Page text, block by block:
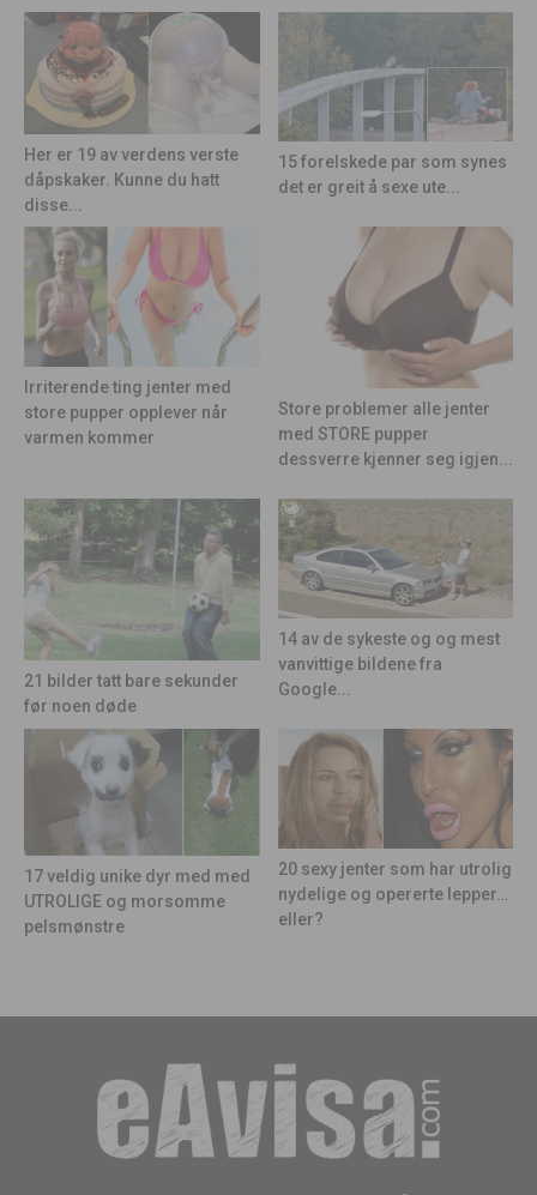
Her er 19 av verdens verste
dåpskaker. Kunne du hatt
disse...
15 forelskede par som synes
det er greit å sexe ute...
Irriterende ting jenter med
store pupper opplever når
varmen kommer
Store problemer alle jenter
med STORE pupper
dessverre kjenner seg igjen...
21 bilder tatt bare sekunder
før noen døde
14 av de sykeste og og mest
vanvittige bildene fra
Google...
17 veldig unike dyr med med
UTROLIGE og morsomme
pelsmønstre
20 sexy jenter som har utrolig
nydelige og opererte lepper…
eller?